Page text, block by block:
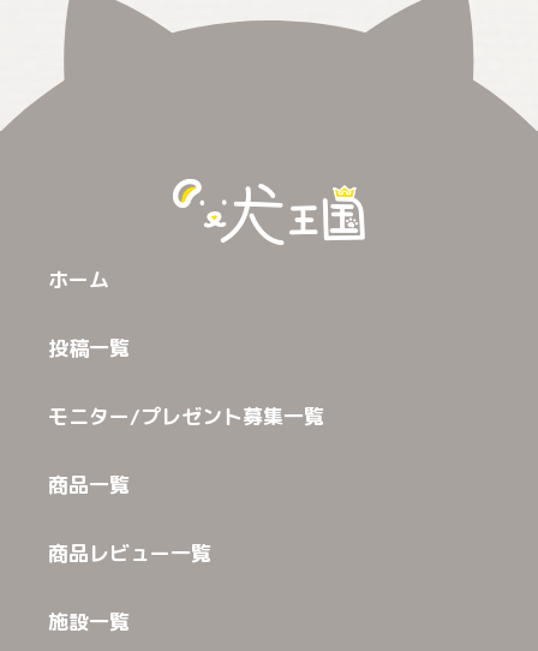
ホーム
投稿一覧
モニター/プレゼント募集一覧
商品一覧
商品レビュー一覧
施設一覧